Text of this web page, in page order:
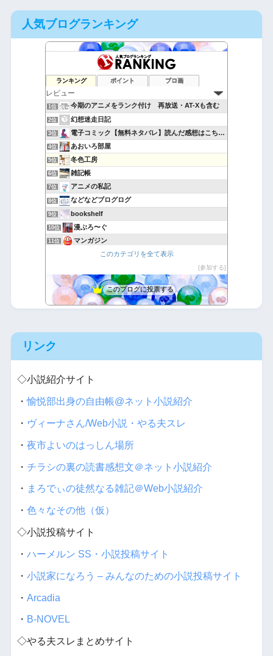
人気ブログランキング
ランキング ポイント ブロ画
1位 今期のアニメをランク付け 再放送・AT-Xも含む
2位 幻想迷走日記
3位 電子コミック【無料ネタバレ】読んだ感想はこちら！
4位 あおいろ部屋
5位 冬色工房
6位 雑記帳
7位 アニメの私記
8位 などなどブログログ
9位 bookshelf
10位 漫ぶろ〜ぐ
11位 マンガジン
アニメBGMを一般店で使ったらコレだよ。
14位 ひっきーのweb小説巡り
15位 GA高千穂家
このカテゴリを全て表示
参加する
このブログに投票する
リンク
◇小説紹介サイト
・愉悦部出身の自由帳@ネット小説紹介
・ ヴィーナさん/Web小説・やる夫スレ
・ 夜市よいのはっしん場所
・ チラシの裏の読書感想文＠ネット小説紹介
・ まろでぃの徒然なる雑記＠Web小説紹介
・ 色々なその他（仮）
◇小説投稿サイト
・ ハーメルン SS・小説投稿サイト
・ 小説家になろう – みんなのための小説投稿サイト
・ Arcadia
・ B-NOVEL
◇やる夫スレまとめサイト